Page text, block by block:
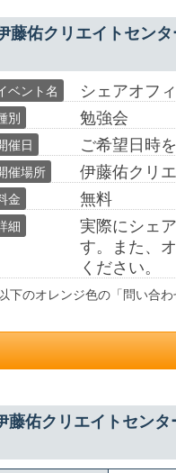
藤佑クリエイトセン
ベント名 シェアオフ
別 勉強会
催日 ご希望日時
催場所 伊藤佑クリ
金 無料
細
実際にシェ
す。また、
ください。
下のオレンジ色の「問い合
藤佑クリエイトセン